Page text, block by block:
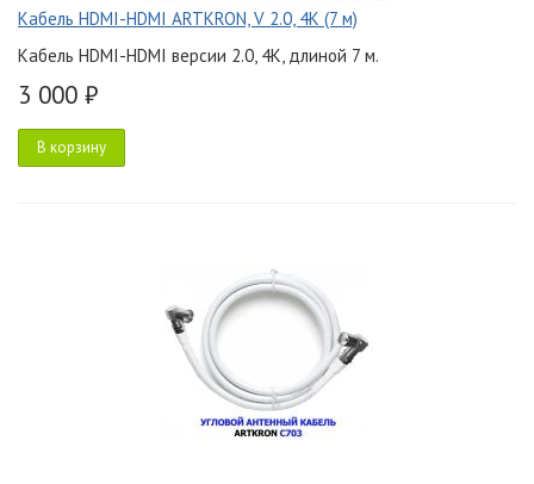
Кабель HDMI-HDMI ARTKRON, V 2.0, 4K (7 м)
Кабель HDMI-HDMI версии 2.0, 4K, длиной 7 м.
3 000 ₽
В корзину